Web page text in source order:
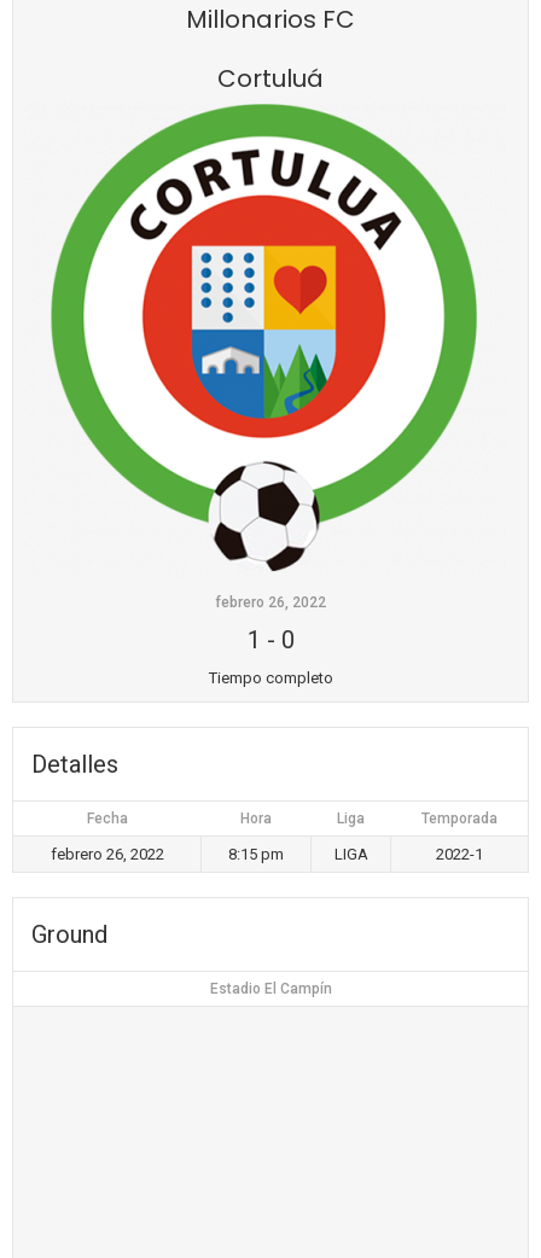
Millonarios FC
Cortuluá
febrero 26, 2022
1 - 0
Tiempo completo
Detalles
Fecha Hora Liga Temporada
febrero 26, 2022 8:15 pm LIGA 2022-1
Ground
Estadio El Campín